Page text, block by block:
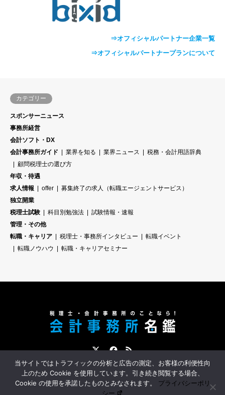
⇒オフィシャルパートナー企業一覧
⇒オフィシャルパートナープランについて
カテゴリー
スポンサーニュース
事務所経営
会計ソフト・DX
会計事務所ガイド
業界を知る 業界ニュース
税務・会計用語辞典
顧問税理士の選び方
年収・待遇
求人情報
offer
募集終了の求人（転職エージェントサービス）
独立開業
税理士試験
科目別勉強法
試験情報・速報
管理・その他
転職・キャリア
税理士・事務所インタビュー
転職イベント
転職ノウハウ
転職・キャリアセミナー
TwitterFacebookRSS
会計事務所名鑑とは？ 会計事務所への転職サポート スポンサー募集
当サイトではトラフィックの分析と広告の測定、お客様の利便性向
上のため Cookie を使用しています。引き続き閲覧する場合、
Cookie の使用を承諾したものとみなされます。 プライバシーポリ
シー